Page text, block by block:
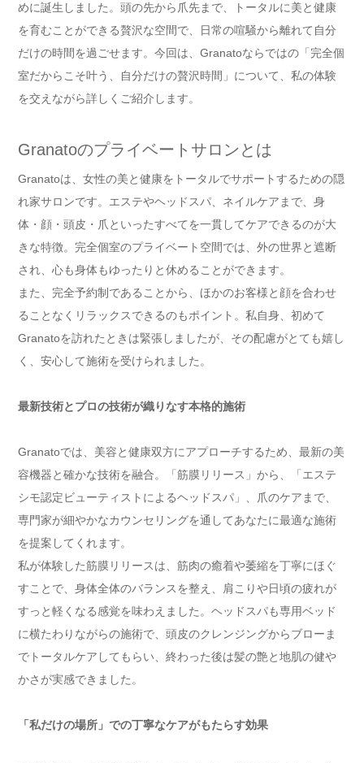
めに誕生しました。頭の先から爪先まで、トータルに美と健康
を育むことができる贅沢な空間で、日常の喧騒から離れて自分
だけの時間を過ごせます。今回は、Granatoならではの「完全個
室だからこそ叶う、自分だけの贅沢時間」について、私の体験
を交えながら詳しくご紹介します。
Granatoのプライベートサロンとは
Granatoは、女性の美と健康をトータルでサポートするための隠
れ家サロンです。エステやヘッドスパ、ネイルケアまで、身
体・顔・頭皮・爪といったすべてを一貫してケアできるのが大
きな特徴。完全個室のプライベート空間では、外の世界と遮断
され、心も身体もゆったりと休めることができます。
また、完全予約制であることから、ほかのお客様と顔を合わせ
ることなくリラックスできるのもポイント。私自身、初めて
Granatoを訪れたときは緊張しましたが、その配慮がとても嬉し
く、安心して施術を受けられました。
最新技術とプロの技術が織りなす本格的施術
Granatoでは、美容と健康双方にアプローチするため、最新の美
容機器と確かな技術を融合。「筋膜リリース」から、「エステ
シモ認定ビューティストによるヘッドスパ」、爪のケアまで、
専門家が細やかなカウンセリングを通してあなたに最適な施術
を提案してくれます。
私が体験した筋膜リリースは、筋肉の癒着や萎縮を丁寧にほぐ
すことで、身体全体のバランスを整え、肩こりや日頃の疲れが
すっと軽くなる感覚を味わえました。ヘッドスパも専用ベッド
に横たわりながらの施術で、頭皮のクレンジングからブローま
でトータルケアしてもらい、終わった後は髪の艶と地肌の健や
かさが実感できました。
「私だけの場所」での丁寧なケアがもたらす効果